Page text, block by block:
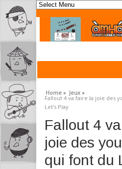
Home » Jeux »
Fallout 4 va faire la joie des
Let’s Play
Fallout 4
joie des
qui font du